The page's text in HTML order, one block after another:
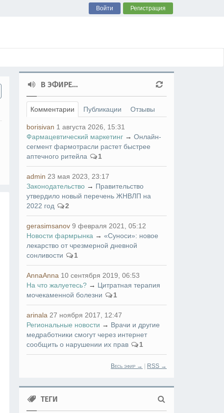
Войти Регистрация
В ЭФИРЕ...
Комментарии Публикации Отзывы
borisivan 1 августа 2026, 15:31
Фармацевтический маркетинг→ Онлайн-
сегмент фармотрасли растет быстрее
аптечного ритейла
1
admin 23 мая 2023, 23:17
Законодательство→ Правительство
утвердило новый перечень ЖНВЛП на
2022 год
2
gerasimsanov 9 февраля 2021, 05:12
Новости фармрынка → «Суноси»: новое
лекарство от чрезмерной дневной
сонливости
1
AnnaAnna 10 сентября 2019, 06:53
На что жалуетесь?→ Цитратная терапия
мочекаменной болезни
1
arinala 27 ноября 2017, 12:47
Региональные новости → Врачи и другие
медработники смогут через интернет
сообщить о нарушении их прав
1
Весь эфир → RSS →
ТЕГИ